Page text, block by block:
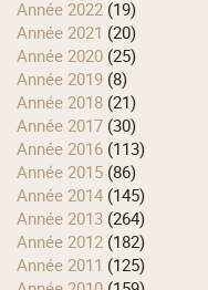
année 2022 (19)
année 2021 (20)
année 2020 (25)
année 2019 (8)
année 2018 (21)
année 2017 (30)
année 2016 (113)
année 2015 (86)
année 2014 (145)
année 2013 (264)
année 2012 (182)
année 2011 (125)